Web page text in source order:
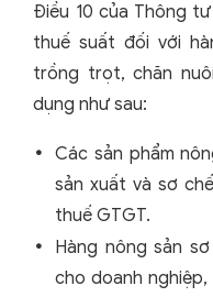
Điều 10 của Thông tư
thuế suất đối với
trồng trọt, chăn
dụng như sau:
Các sản phẩm
sản xuất và sơ
thuế GTGT.
Hàng nông sản
cho doanh